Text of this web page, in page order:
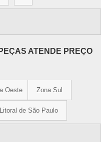
ATENDE PREÇO
Oeste Zona Sul
Litoral de São Paulo